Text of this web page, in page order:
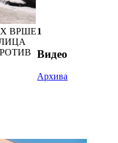
ВРШЕ1
Видео
Архива